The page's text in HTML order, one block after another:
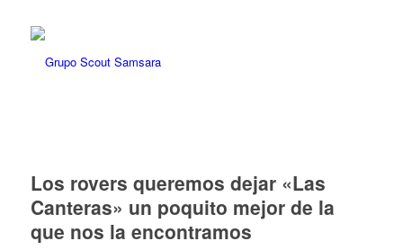
Los rovers queremos dejar «Las
Canteras» un poquito mejor de la
que nos la encontramos